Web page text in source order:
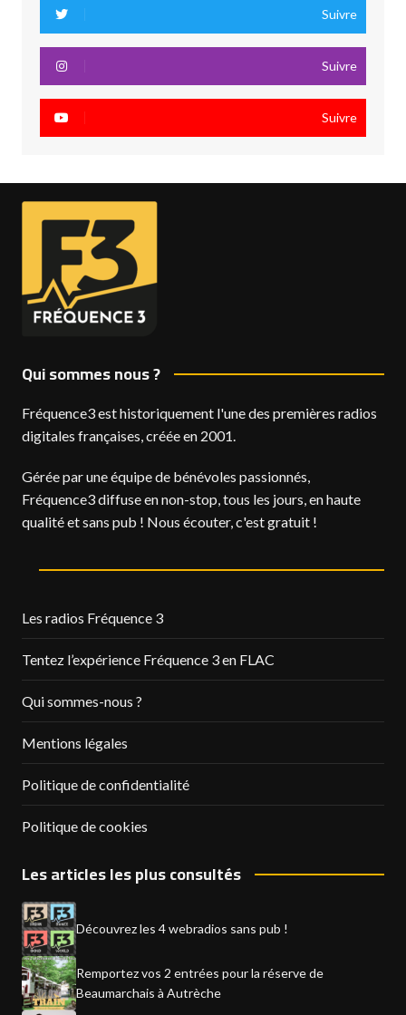
Suivre
Suivre
Suivre
Qui sommes nous ?
Fréquence3 est historiquement l'une des premières radios
digitales françaises, créée en 2001.
Gérée par une équipe de bénévoles passionnés,
Fréquence3 diffuse en non-stop, tous les jours, en haute
qualité et sans pub ! Nous écouter, c'est gratuit !
Les radios Fréquence 3
Tentez l’expérience Fréquence 3 en FLAC
Qui sommes-nous ?
Mentions légales
Politique de confidentialité
Politique de cookies
Les articles les plus consultés
Découvrez les 4 webradios sans pub !
Remportez vos 2 entrées pour la réserve de
Beaumarchais à Autrèche